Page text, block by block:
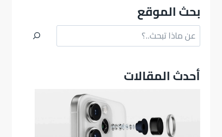
بحث الموقع
البحث
أحدث المقالات